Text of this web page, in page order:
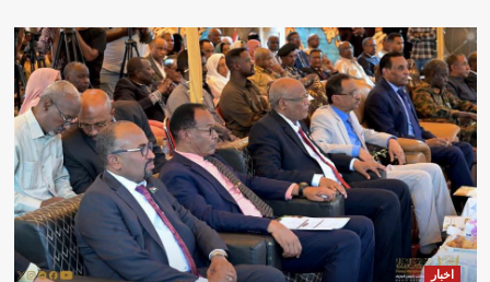
اخبار